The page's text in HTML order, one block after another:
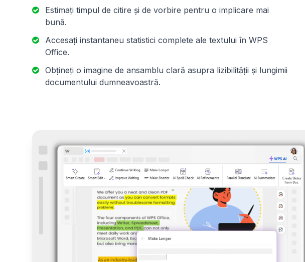
Estimați timpul de citire și de vorbire pentru o implicare mai
bună.
Accesați instantaneu statistici complete ale textului în WPS
Office.
Obțineți o imagine de ansamblu clară asupra lizibilității și lungimii
documentului dumneavoastră.